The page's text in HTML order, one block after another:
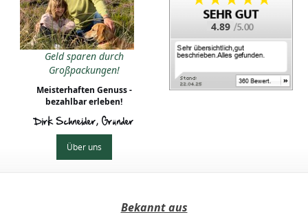
Geld sparen durch
Großpackungen!
Meisterhaften Genuss -
bezahlbar erleben!
Dirk Schneider, Gründer
Über uns
4.89
Bekannt aus